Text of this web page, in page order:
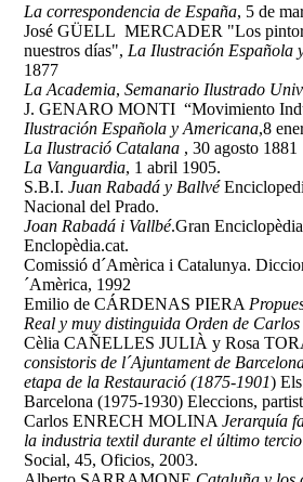
La correspondencia de España, 5 de
José GÜELL MERCADER "Los
nuestros días", La Ilustración Española
1877
La Academia,Semanario Ilustrado
J. GENARO MONTI “Movimiento
Ilustración Española y Americana,8
La Ilustració Catalana , 30 agosto 1881
La Vanguardia, 1 abril 1905.
S.B.I.Juan Rabadá y Ballvé
Nacional del Prado.
Joan Rabadá i Vallbé.Gran
Enclopèdia.cat.
Comissió d´Amèrica i Catalunya.
´Amèrica, 1992
Emilio de CÁRDENAS PIERA
Real y muy distinguida Orden de
Cèlia CAÑELLES JULIÀ y Rosa
consistoris de l´Ajuntament de
etapa de la Restauració (1875-1901)
Barcelona (1975-1930) Eleccions,
Carlos ENRECH MOLINAJerarquía
la industria textil durante el último
Social, 45, Oficios, 2003.